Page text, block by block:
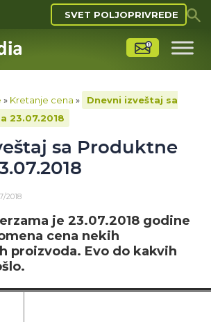
SVET POLJOPRIVREDE
» Kretanje cena »
Dnevni izveštaj sa
23.07.2018
sa Produktne
2018
je 23.07.2018 godine
cena nekih
proizvoda. Evo do kakvih